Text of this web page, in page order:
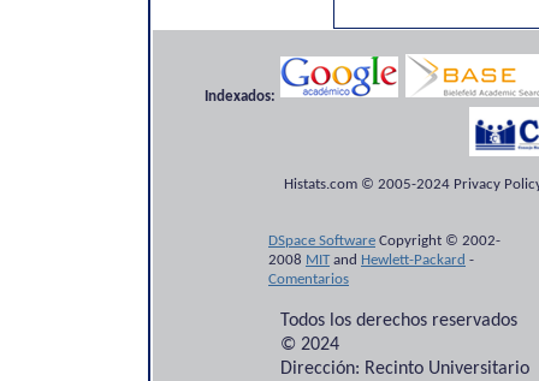
Indexados:
Histats.com © 2005-2024 Privacy
DSpace Software Copyright © 2002-
2008 MITand Hewlett-Packard -
Comentarios
Todos los derechos reservados
© 2024
Dirección: Recinto Universitario